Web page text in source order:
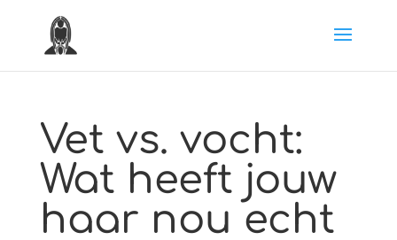
Vet vs. vocht:
Wat heeft jouw
haar nou echt